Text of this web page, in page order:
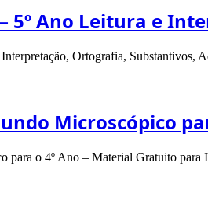
5º Ano Leitura e
Ortografia, Substantivos,
Microscópico
para o 4º Ano – Material Gratuito